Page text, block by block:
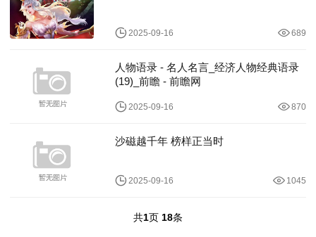
2025-09-16 689
人物语录 - 名人名言_经济人物经典语录
(19)_前瞻 - 前瞻网
2025-09-16 870
沙磁越千年 榜样正当时
2025-09-16 1045
共1页 18条